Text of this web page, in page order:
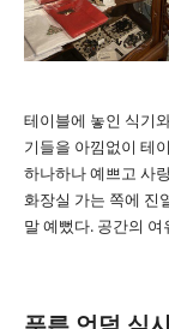
테이블에 놓인 식기
기들을 아낌없이 테
하나하나 예쁘고 사
화장실 가는 쪽에 진
말 예뻤다. 공간의